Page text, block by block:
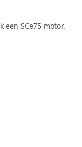
een SCe75 motor.